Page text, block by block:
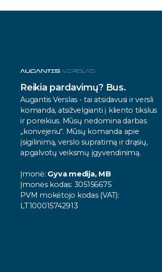
Reikia pardavimų? Bus.
Augantis Verslas - tai atsidavusi ir versli
komanda, atsižvelgianti į kliento tikslus
ir poreikius. Mūsų nedomina darbas
„konvejeriu“. Mūsų komanda apie
įsigilinimą, verslo supratimą ir drąsių,
apgalvotų veiksmų įgyvendinimą.
Įmonė: Gyva medija, MB
Įmonės kodas: 305156675
PVM mokėtojo kodas (VAT):
LT100015742913